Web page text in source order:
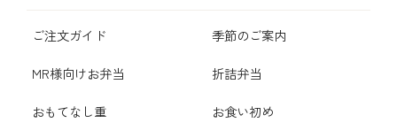
ご注文ガイド 季節のご案内
MR様向けお弁当 折詰弁当
おもてなし重 お食い初め